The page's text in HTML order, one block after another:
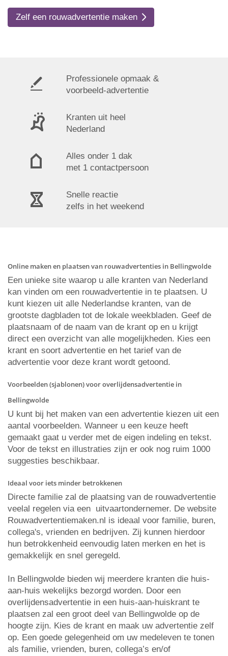
Zelf een rouwadvertentie maken
Professionele opmaak &
voorbeeld-advertentie
Kranten uit heel
Nederland
Alles onder 1 dak
met 1 contactpersoon
Snelle reactie
zelfs in het weekend
Online maken en plaatsen van rouwadvertenties in Bellingwolde
Een unieke site waarop u alle kranten van Nederland
kan vinden om een rouwadvertentie in te plaatsen. U
kunt kiezen uit alle Nederlandse kranten, van de
grootste dagbladen tot de lokale weekbladen. Geef de
plaatsnaam of de naam van de krant op en u krijgt
direct een overzicht van alle mogelijkheden. Kies een
krant en soort advertentie en het tarief van de
advertentie voor deze krant wordt getoond.
Voorbeelden (sjablonen) voor overlijdensadvertentie in
Bellingwolde
U kunt bij het maken van een advertentie kiezen uit een
aantal voorbeelden. Wanneer u een keuze heeft
gemaakt gaat u verder met de eigen indeling en tekst.
Voor de tekst en illustraties zijn er ook nog ruim 1000
suggesties beschikbaar.
Ideaal voor iets minder betrokkenen
Directe familie zal de plaatsing van de rouwadvertentie
veelal regelen via een uitvaartondernemer. De website
Rouwadvertentiemaken.nl is ideaal voor familie, buren,
collega's, vrienden en bedrijven. Zij kunnen hierdoor
hun betrokkenheid eenvoudig laten merken en het is
gemakkelijk en snel geregeld.
In Bellingwolde bieden wij meerdere kranten die huis-
aan-huis wekelijks bezorgd worden. Door een
overlijdensadvertentie in een huis-aan-huiskrant te
plaatsen zal een groot deel van Bellingwolde op de
hoogte zijn. Kies de krant en maak uw advertentie zelf
op. Een goede gelegenheid om uw medeleven te tonen
als familie, vrienden, buren, collega’s en/of